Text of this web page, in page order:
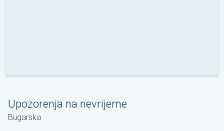
Upozorenja na nevrijeme
Bugarska